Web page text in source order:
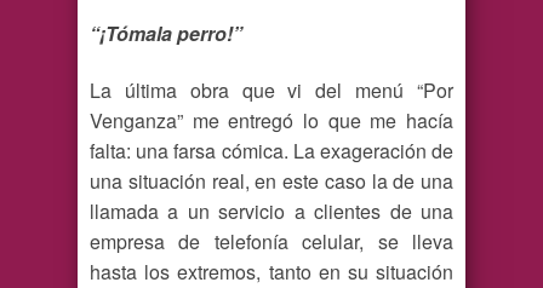
“¡Tómala perro!”
La última obra que vi del menú “Por
Venganza” me entregó lo que me hacía
falta: una farsa cómica. La exageración de
una situación real, en este caso la de una
llamada a un servicio a clientes de una
empresa de telefonía celular, se lleva
hasta los extremos, tanto en su situación